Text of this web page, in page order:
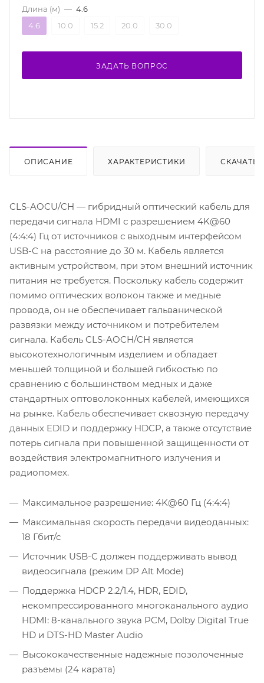
Длина (м) — 4.6
4.6
10.0 15.2 20.0 30.0
ЗАДАТЬ ВОПРОС
ОПИСАНИЕ ХАРАКТЕРИСТИКИ СКАЧАТЬ
CLS-AOCU/CH — гибридный оптический кабель для
передачи сигнала HDMI с разрешением 4K@60
(4:4:4) Гц от источников с выходным интерфейсом
USB-C на расстояние до 30 м. Кабель является
активным устройством, при этом внешний источник
питания не требуется. Поскольку кабель содержит
помимо оптических волокон также и медные
провода, он не обеспечивает гальванической
развязки между источником и потребителем
сигнала. Кабель CLS-AOCH/CH является
высокотехнологичным изделием и обладает
меньшей толщиной и большей гибкостью по
сравнению с большинством медных и даже
стандартных оптоволоконных кабелей, имеющихся
на рынке. Кабель обеспечивает сквозную передачу
данных EDID и поддержку HDCP, а также отсутствие
потерь сигнала при повышенной защищенности от
воздействия электромагнитного излучения и
радиопомех.
Максимальное разрешение: 4K@60 Гц (4:4:4)
Максимальная скорость передачи видеоданных:
18 Гбит/с
Источник USB-C должен поддерживать вывод
видеосигнала (режим DP Alt Mode)
Поддержка HDCP 2.2/1.4, HDR, EDID,
некомпрессированного многоканального аудио
HDMI: 8-канального звука PCM, Dolby Digital True
HD и DTS-HD Master Audio
Высококачественные надежные позолоченные
разъемы (24 карата)